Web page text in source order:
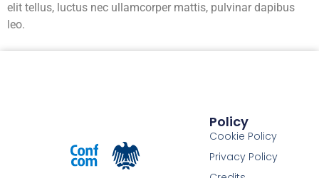
elit tellus, luctus nec ullamcorper mattis, pulvinar dapibus
leo.
Policy
Cookie Policy
Privacy Policy